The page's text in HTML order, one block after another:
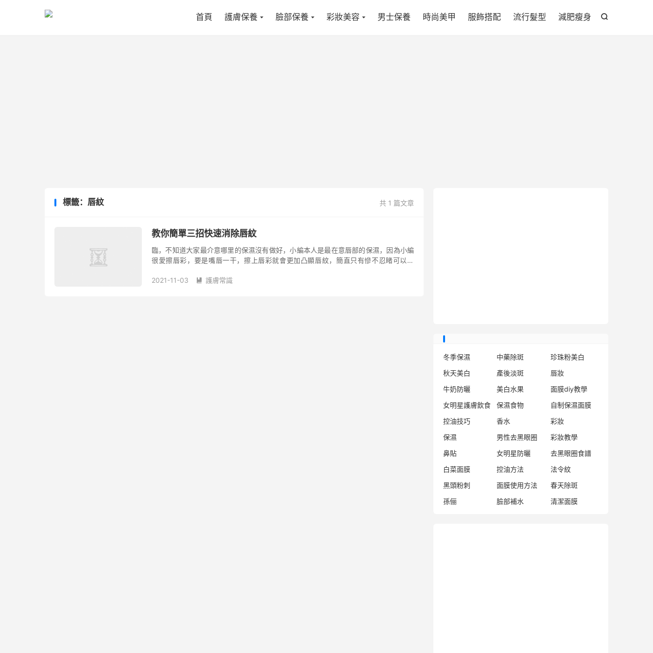

首頁 護膚保養 臉部保養 彩妝美容 男士保養 時尚美甲 服飾搭配 流行髮型 減肥瘦身
共 1 篇文章
標籤：唇紋
教你簡單三招快速消除唇紋
臨，不知道大家最介意哪里的保濕沒有做好，小編本人是最在意唇部的保濕，因為小編
很愛擦唇彩，要是嘴唇一干，擦上唇彩就會更加凸顯唇紋，簡直只有慘不忍睹可以形
2021-11-03
 護膚常識
冬季保濕 中藥除斑
珍珠粉美白
秋天美白
產後淡斑
唇妝
牛奶防曬
美白水果
面膜diy教學
女明星護膚飲食
保濕食物
自制保濕面膜
控油技巧
香水
彩妝
保濕
男性去黑眼圈
彩妝教學
鼻貼
女明星防曬
去黑眼圈食譜
白菜面膜
控油方法
法令紋
黑頭粉刺
面膜使用方法
春天除斑
孫俪
臉部補水 清潔面膜